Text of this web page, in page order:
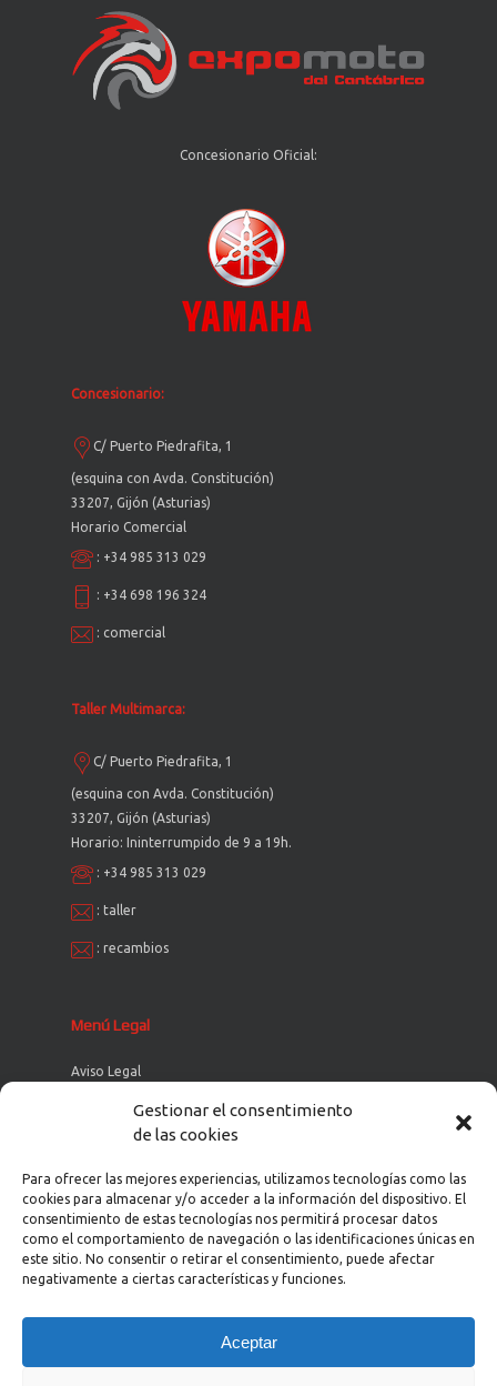
Gestionar el consentimiento
de las cookies
Para ofrecer las mejores experiencias, utilizamos tecnologías como las
cookies para almacenar y/o acceder a la información del dispositivo. El
consentimiento de estas tecnologías nos permitirá procesar datos
como el comportamiento de navegación o las identificaciones únicas en
este sitio. No consentir o retirar el consentimiento, puede afectar
negativamente a ciertas características y funciones.
Aceptar
Concesionario Oficial:
Concesionario:
C/ Puerto Piedrafita, 1
(esquina con Avda. Constitución)
33207, Gijón (Asturias)
Horario Comercial
: +34 985 313 029
: +34 698 196 324
: comercial
Taller Multimarca:
C/ Puerto Piedrafita, 1
(esquina con Avda. Constitución)
33207, Gijón (Asturias)
Horario: Ininterrumpido de 9 a 19h.
: +34 985 313 029
: taller
: recambios
Menú Legal
Aviso Legal
Política de Cookies
Política de Privacidad
Política de Privacidad en Redes Sociales